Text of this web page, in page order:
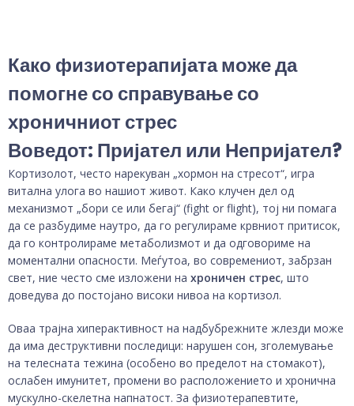
Како физиотерапијата може да
помогне со справување со
хроничниот стрес
Воведот: Пријател или Непријател?
Кортизолот, често нарекуван „хормон на стресот“, игра
витална улога во нашиот живот. Како клучен дел од
механизмот „бори се или бегај“ (fight or flight), тој ни помага
да се разбудиме наутро, да го регулираме крвниот притисок,
да го контролираме метаболизмот и да одговориме на
моментални опасности. Меѓутоа, во современиот, забрзан
свет, ние често сме изложени на хроничен стрес, што
доведува до постојано високи нивоа на кортизол.
Оваа трајна хиперактивност на надбубрежните жлезди може
да има деструктивни последици: нарушен сон, зголемување
на телесната тежина (особено во пределот на стомакот),
ослабен имунитет, промени во расположението и хронична
мускулно-скелетна напнатост. За физиотерапевтите,